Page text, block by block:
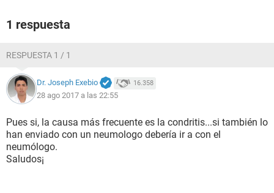
1 respuesta
RESPUESTA 1 / 1
Dr. Joseph Exebio 16.358
28 ago 2017 a las 22:55
Pues si, la causa más frecuente es la condritis...si también lo
han enviado con un neumologo debería ir a con el
neumólogo.
Saludos¡